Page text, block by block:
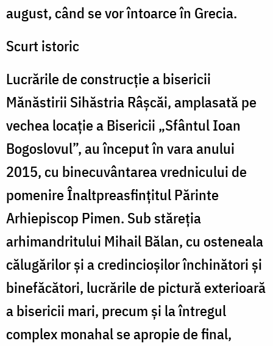
august, când se vor întoarce în Grecia.
Scurt istoric
Lucrările de construcție a bisericii
Mănăstirii Sihăstria Râșcăi, amplasată pe
vechea locație a Bisericii „Sfântul Ioan
Bogoslovul”, au început în vara anului
2015, cu binecuvântarea vrednicului de
pomenire Înaltpreasfințitul Părinte
Arhiepiscop Pimen. Sub stăreţia
arhimandritului Mihail Bălan, cu osteneala
călugărilor și a credincioșilor închinători și
binefăcători, lucrările de pictură exterioară
a bisericii mari, precum și la întregul
complex monahal se apropie de final,